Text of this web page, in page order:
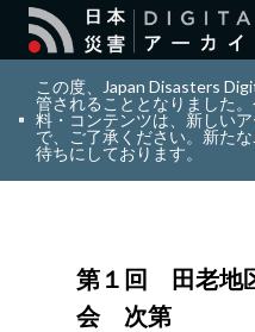
search
layers
info_outline
この度、Japan Disasters
管されることとなりました
料・コンテンツは、新しい
で、ご了承ください。新た
待ちにしております。
第１回 田老地
会 次第